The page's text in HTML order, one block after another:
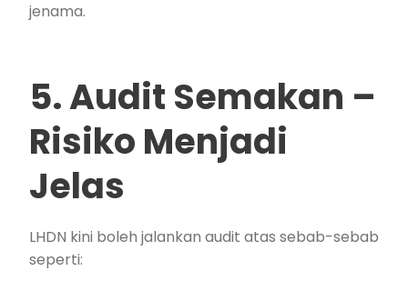
jenama.
5. Audit Semakan –
Risiko Menjadi
Jelas
LHDN kini boleh jalankan audit atas sebab-sebab
seperti: